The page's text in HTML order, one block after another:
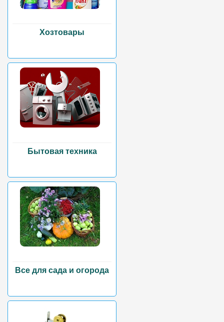
Хозтовары
Бытовая техника
Все для сада и огорода